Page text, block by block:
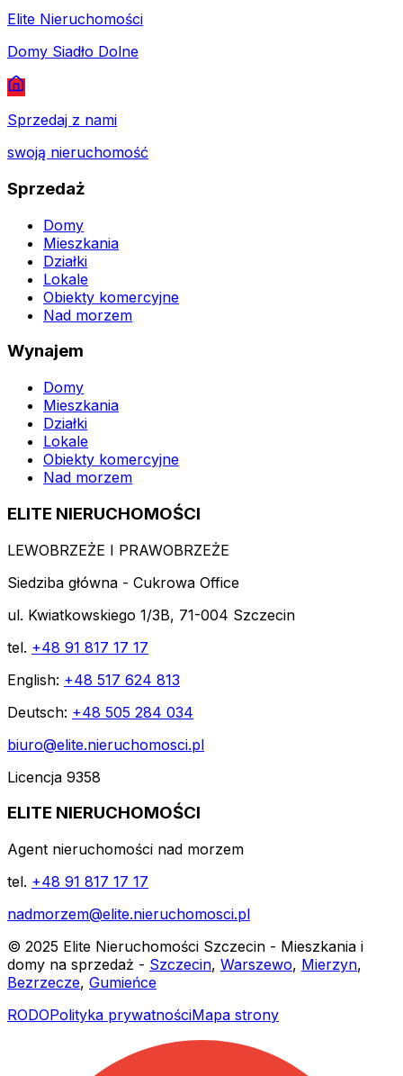
Elite Nieruchomości
Domy Siadło Dolne
Sprzedaj z nami
swoją nieruchomość
Sprzedaż
Domy
Mieszkania
Działki
Lokale
Obiekty komercyjne
Nad morzem
Wynajem
Domy
Mieszkania
Działki
Lokale
Obiekty komercyjne
Nad morzem
ELITE NIERUCHOMOŚCI
LEWOBRZEŻE I PRAWOBRZEŻE
Siedziba główna - Cukrowa Office
ul. Kwiatkowskiego 1/3B, 71-004 Szczecin
tel. +48 91 817 17 17
English: +48 517 624 813
Deutsch: +48 505 284 034
biuro@elite.nieruchomosci.pl
Licencja 9358
ELITE NIERUCHOMOŚCI
Agent nieruchomości nad morzem
tel. +48 91 817 17 17
nadmorzem@elite.nieruchomosci.pl
© 2025 Elite Nieruchomości Szczecin - Mieszkania i
domy na sprzedaż - Szczecin, Warszewo, Mierzyn,
Bezrzecze, Gumieńce
RODOPolityka prywatnościMapa strony